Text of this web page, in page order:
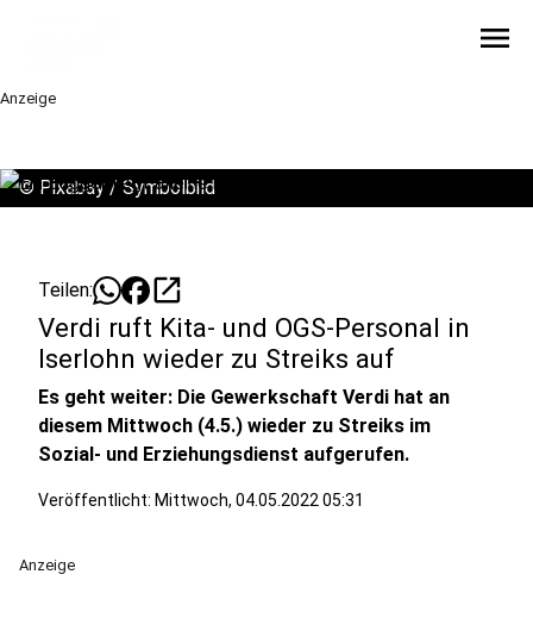
menu
Anzeige
© Pixabay / Symbolbild
Teilen: open_in_new
Verdi ruft Kita- und OGS-Personal in
Iserlohn wieder zu Streiks auf
Es geht weiter: Die Gewerkschaft Verdi hat an
diesem Mittwoch (4.5.) wieder zu Streiks im
Sozial- und Erziehungsdienst aufgerufen.
Veröffentlicht: Mittwoch, 04.05.2022 05:31
Anzeige